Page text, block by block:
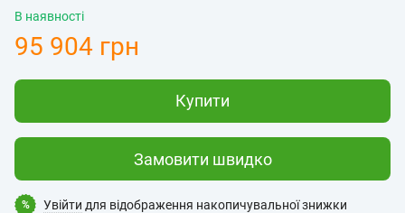
В наявності
95 904 грн
Купити
Замовити швидко
% Увійти для відображення накопичувальної знижки